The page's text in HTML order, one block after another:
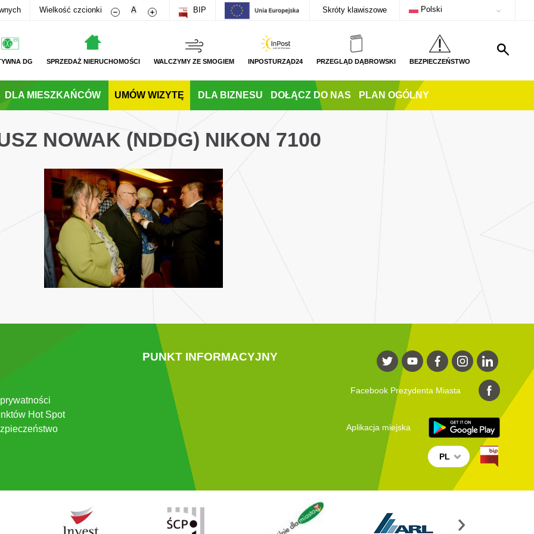
Wielkość czcionki Zmniejsz rozmiar czcionki
A Zwiększ rozmiar czcionki
BIP Skróty klawiszowe Polski
DG SPRZEDAŻ NIERUCHOMOŚCI WALCZYMY ZE SMOGIEM INPOSTURZĄD24 PRZEGLĄD DĄBROWSKI BEZPIECZEŃSTWO
DLA MIESZKAŃCÓW UMÓW WIZYTĘ DLA BIZNESU DOŁĄCZ DO NAS PLAN OGÓLNY
NOWAK (NDDG) NIKON 7100
Hot Spot
PUNKT INFORMACYJNY
Facebook Prezydenta Miasta
Aplikacja miejska
PL